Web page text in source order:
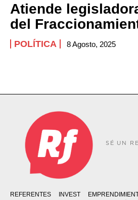
Atiende
del
POLÍTICA 8 Agosto, 2025
SÉ UN
REFERENTES INVEST